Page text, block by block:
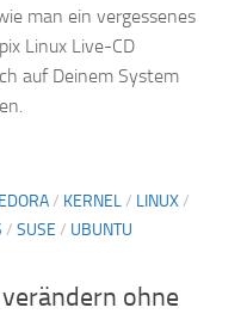
man ein vergessenes
Linux Live-CD
auf Deinem System
/ KERNEL/ LINUX/
/ SUSE / UBUNTU
ohne